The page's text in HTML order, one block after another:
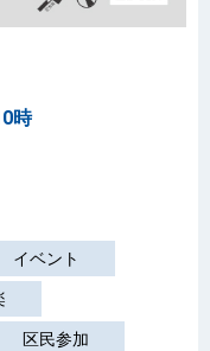
時
イベント
区民参加